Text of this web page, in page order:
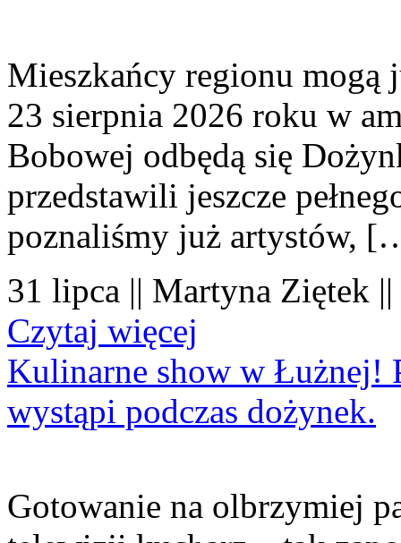
Mieszkańcy regionu mogą
23 sierpnia 2026 roku w
Bobowej odbędą się
przedstawili jeszcze
poznaliśmy już artystów,
31 lipca || Martyna Ziętek
Czytaj więcej
Kulinarne show w Łużnej!
wystąpi podczas dożynek.
Gotowanie na olbrzymiej